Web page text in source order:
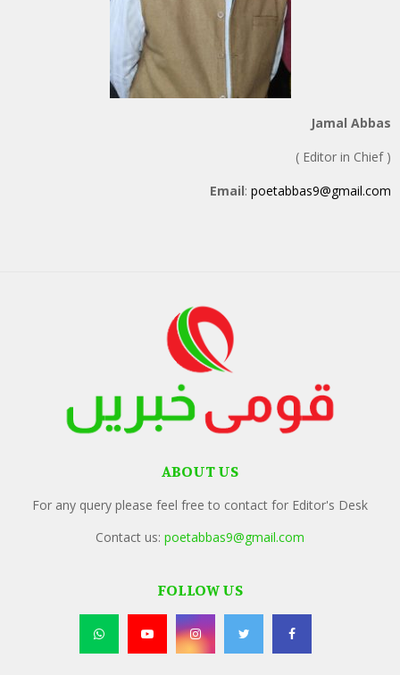
Jamal Abbas
( Editor in Chief )
Email: poetabbas9@gmail.com
ABOUT US
For any query please feel free to contact for Editor's Desk
Contact us: poetabbas9@gmail.com
FOLLOW US